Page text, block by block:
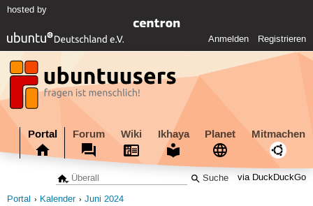
hosted by
Anmelden Registrieren
Portal Forum Wiki Ikhaya Planet Mitmachen
via DuckDuckGo
Portal Kalender Juni 2024